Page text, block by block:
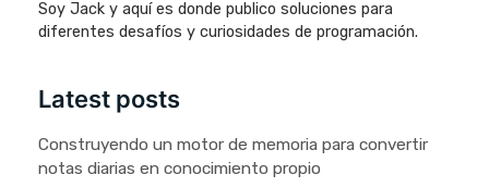
Soy Jack y aquí es donde publico soluciones para
diferentes desafíos y curiosidades de programación.
Latest posts
Construyendo un motor de memoria para convertir
notas diarias en conocimiento propio